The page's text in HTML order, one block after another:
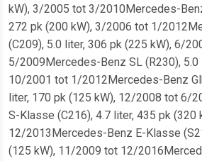
kW), 3/2005 tot 3/2010Mercedes-
272 pk (200 kW), 3/2006 tot 1/
(C209), 5.0 liter, 306 pk (225 kW), 6/
5/2009Mercedes-Benz SL (R230), 5.0
10/2001 tot 1/2012Mercedes-Benz
liter, 170 pk (125 kW), 12/2008 tot 6/
S-Klasse (C216), 4.7 liter, 435 pk (320
12/2013Mercedes-Benz E-Klasse
(125 kW), 11/2009 tot 12/